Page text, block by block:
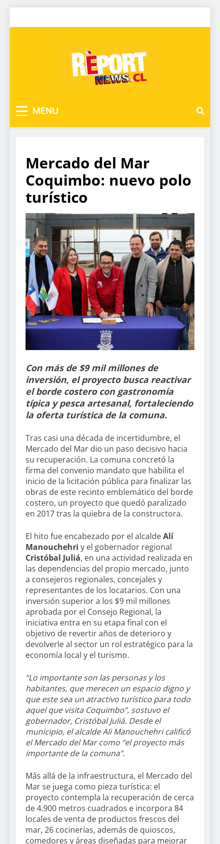
MENU
Mercado del Mar
Coquimbo: nuevo polo
turístico
Con más de $9 mil millones de
inversión, el proyecto busca reactivar
el borde costero con gastronomía
típica y pesca artesanal, fortaleciendo
la oferta turística de la comuna.
Tras casi una década de incertidumbre, el
Mercado del Mar dio un paso decisivo hacia
su recuperación. La comuna concretó la
firma del convenio mandato que habilita el
inicio de la licitación pública para finalizar las
obras de este recinto emblemático del borde
costero, un proyecto que quedó paralizado
en 2017 tras la quiebra de la constructora.
El hito fue encabezado por el alcaldeAlí
Manouchehri y el gobernador regional
Cristóbal Juliá, en una actividad realizada en
las dependencias del propio mercado, junto
a consejeros regionales, concejales y
representantes de los locatarios. Con una
inversión superior a los $9 mil millones
aprobada por el Consejo Regional, la
iniciativa entra en su etapa final con el
objetivo de revertir años de deterioro y
devolverle al sector un rol estratégico para la
economía local y el turismo.
“Lo importante son las personas y los
habitantes, que merecen un espacio digno y
que este sea un atractivo turístico para todo
aquel que visita Coquimbo”, sostuvo el
gobernador, Cristóbal Juliá. Desde el
municipio, el alcalde Ali Manouchehri calificó
el Mercado del Mar como “el proyecto más
importante de la comuna”.
Más allá de la infraestructura, el Mercado del
Mar se juega como pieza turística: el
proyecto contempla la recuperación de cerca
de 4.900 metros cuadrados e incorpora 84
locales de venta de productos frescos del
mar, 26 cocinerías, además de quioscos,
comedores y áreas diseñadas para mejorar